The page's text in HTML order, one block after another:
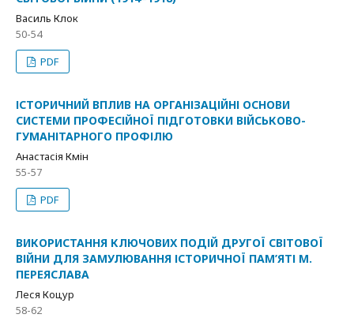
Василь Клок
50-54
PDF
ІСТОРИЧНИЙ ВПЛИВ НА ОРГАНІЗАЦІЙНІ ОСНОВИ
СИСТЕМИ ПРОФЕСІЙНОЇ ПІДГОТОВКИ ВІЙСЬКОВО-
ГУМАНІТАРНОГО ПРОФІЛЮ
Анастасія Кмін
55-57
PDF
ВИКОРИСТАННЯ КЛЮЧОВИХ ПОДІЙ ДРУГОЇ СВІТОВОЇ
ВІЙНИ ДЛЯ ЗАМУЛЮВАННЯ ІСТОРИЧНОЇ ПАМ’ЯТІ М.
ПЕРЕЯСЛАВА
Леся Коцур
58-62